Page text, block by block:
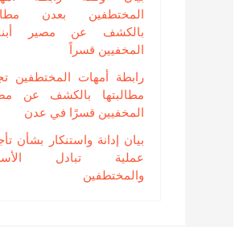
المختطفين بعدن
بالكشف عن مصير
المخفيين قسراً
رابطة أمهات المختطفين
مطالبتها بالكشف عن
المخفيين قسرًا في عدن
بيان إدانة واستنكار بشأن
عملية تبادل
والمختطفين